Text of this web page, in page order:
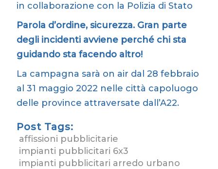
in collaborazione con la Polizia di Stato
Parola d’ordine, sicurezza. Gran parte
degli incidenti avviene perché chi sta
guidando sta facendo altro!
La campagna sarà on air dal 28 febbraio
al 31 maggio 2022 nelle città capoluogo
delle province attraversate dall’A22.
Post Tags:
affissioni pubblicitarie
impianti pubblicitari 6x3
impianti pubblicitari arredo urbano